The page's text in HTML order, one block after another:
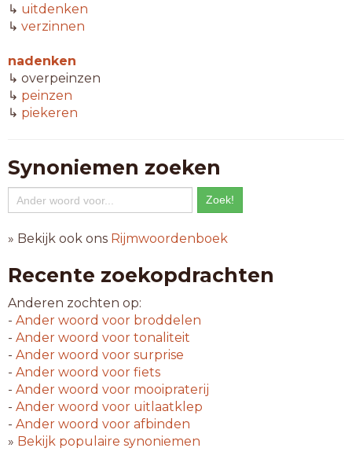
↳ uitdenken
↳ verzinnen
nadenken
↳ overpeinzen
↳ peinzen
↳ piekeren
Synoniemen zoeken
» Bekijk ook ons Rijmwoordenboek
Recente zoekopdrachten
Anderen zochten op:
- Ander woord voor broddelen
- Ander woord voor tonaliteit
- Ander woord voor surprise
- Ander woord voor fiets
- Ander woord voor mooipraterij
- Ander woord voor uitlaatklep
- Ander woord voor afbinden
» Bekijk populaire synoniemen